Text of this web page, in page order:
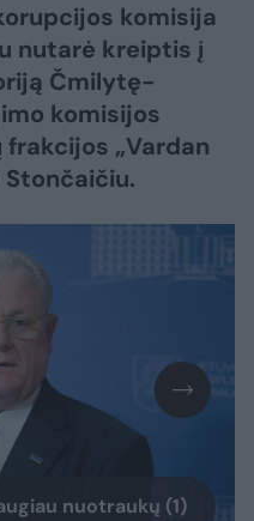
komisija
nutarė kreiptis į
Čmilytę-
komisijos
„Vardan
nuotraukų (1)